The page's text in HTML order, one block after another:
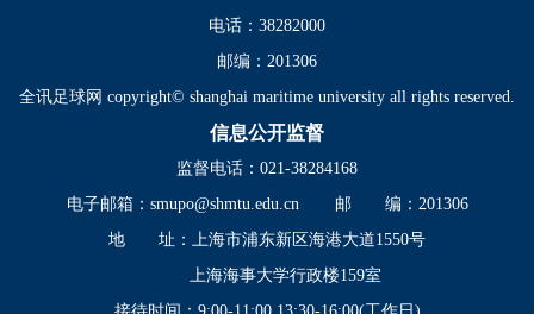
电话：38282000
邮编：201306
全讯足球网 copyright© shanghai maritime university all rights reserved.
信息公开监督
监督电话：021-38284168
电子邮箱： smupo@shmtu.edu.cn
邮 编：201306
地 址：上海市浦东新区海港大道1550号
上海海事大学行政楼159室